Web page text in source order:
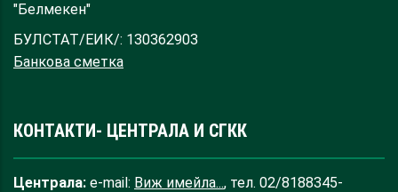
"Белмекен"
БУЛСТАТ/ЕИК/: 130362903
Банкова сметка
КОНТАКТИ- ЦЕНТРАЛА И СГКК
Централа: e-mail: Виж имейла..., тел. 02/8188345-